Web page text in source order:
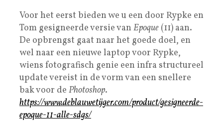
Voor het eerst bieden we u een door Rypke en
Tom gesigneerde versie van Epoque (11) aan.
De opbrengst gaat naar het goede doel, en
wel naar een nieuwe laptop voor Rypke,
wiens fotografisch genie een infra structureel
update vereist in de vorm van een snellere
bak voor de Photoshop.
https://www.deblauwetijger.com/product/gesigneerde-
epoque-11-alle-sdgs/